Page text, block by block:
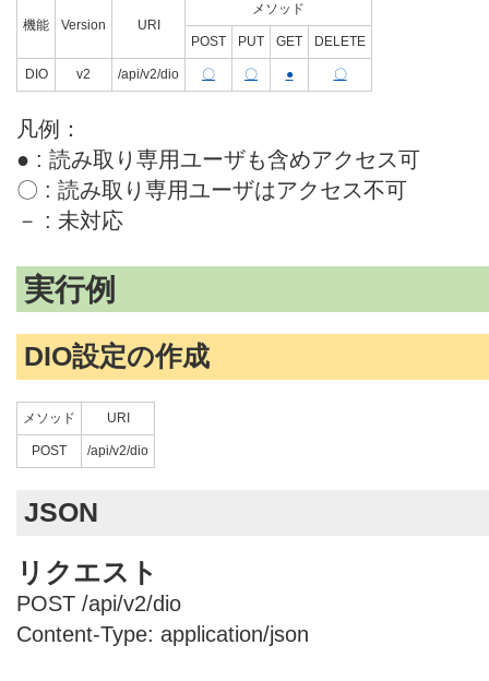
機能 Version URI
メソッド
POST PUT GET DELETE
DIO v2 /api/v2/dio 〇 〇 ● 〇
凡例：
● : 読み取り専用ユーザも含めアクセス可
〇 : 読み取り専用ユーザはアクセス不可
－ : 未対応
実行例
DIO設定の作成
メソッド URI
POST /api/v2/dio
JSON
リクエスト
POST /api/v2/dio
Content-Type: application/json